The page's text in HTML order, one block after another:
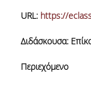
URL: https://
Διδάσκουσα:
Περιεχόμενο